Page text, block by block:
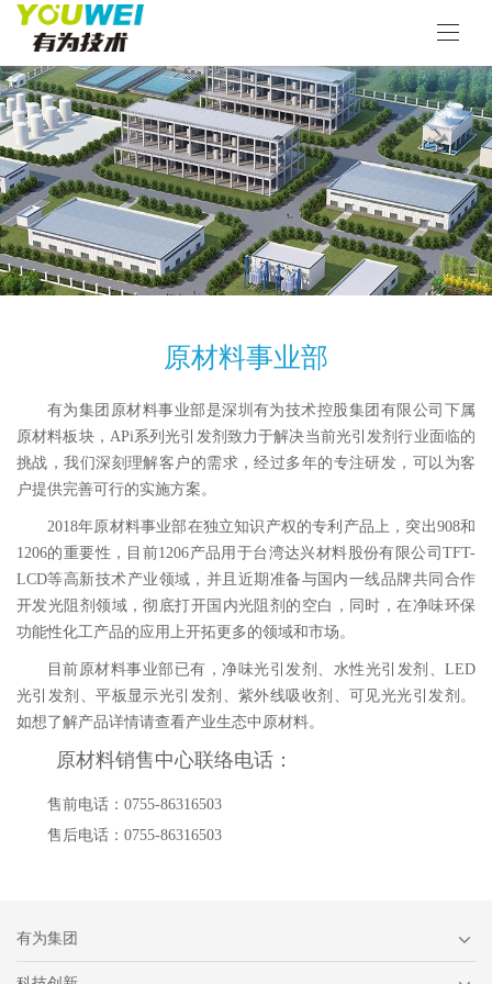
原材料事业部
有为集团原材料事业部是深圳有为技术控股集团有限公司下属
原材料板块，APi系列光引发剂致力于解决当前光引发剂行业面临的
挑战，我们深刻理解客户的需求，经过多年的专注研发，可以为客
户提供完善可行的实施方案。
2018年原材料事业部在独立知识产权的专利产品上，突出908和
1206的重要性，目前1206产品用于台湾达兴材料股份有限公司TFT-
LCD等高新技术产业领域，并且近期准备与国内一线品牌共同合作
开发光阻剂领域，彻底打开国内光阻剂的空白，同时，在净味环保
功能性化工产品的应用上开拓更多的领域和市场。
目前原材料事业部已有，净味光引发剂、水性光引发剂、LED
光引发剂、平板显示光引发剂、紫外线吸收剂、可见光光引发剂。
如想了解产品详情请查看产业生态中原材料。
原材料销售中心联络电话：
售前电话：0755-86316503
售后电话：0755-86316503
有为集团